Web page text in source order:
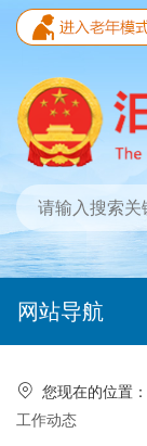
网站导航
您现在的位置：
工作动态